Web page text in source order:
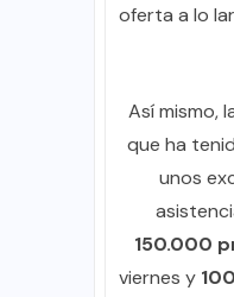
oferta a lo
Así mismo,
que ha
unos
150.000
viernes y